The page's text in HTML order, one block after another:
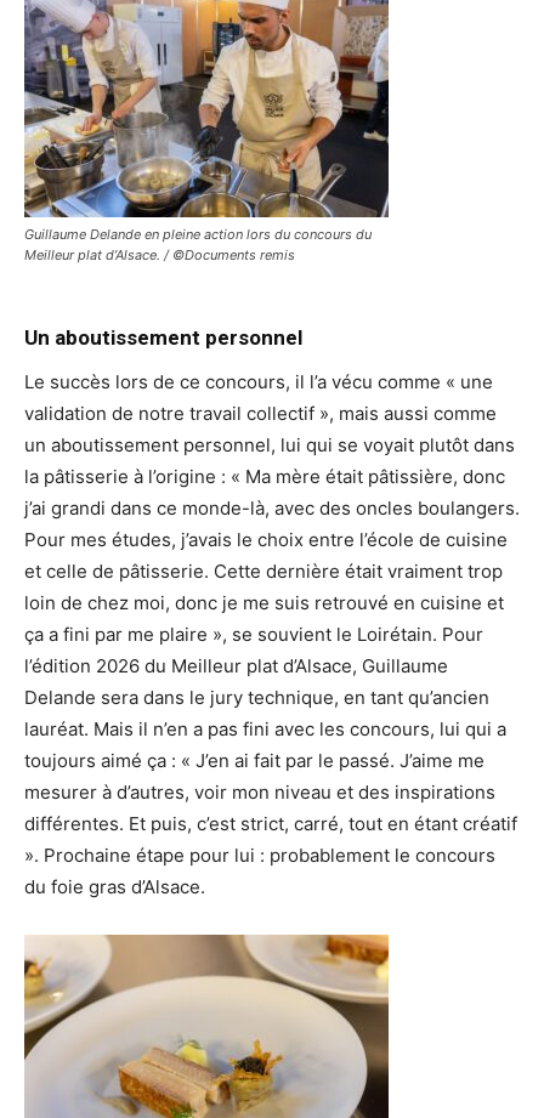
Guillaume Delande en pleine action lors du concours du
Meilleur plat d’Alsace. / ©Documents remis
Un aboutissement personnel
Le succès lors de ce concours, il l’a vécu comme « une
validation de notre travail collectif », mais aussi comme
un aboutissement personnel, lui qui se voyait plutôt dans
la pâtisserie à l’origine : « Ma mère était pâtissière, donc
j’ai grandi dans ce monde-là, avec des oncles boulangers.
Pour mes études, j’avais le choix entre l’école de cuisine
et celle de pâtisserie. Cette dernière était vraiment trop
loin de chez moi, donc je me suis retrouvé en cuisine et
ça a fini par me plaire », se souvient le Loirétain. Pour
l’édition 2026 du Meilleur plat d’Alsace, Guillaume
Delande sera dans le jury technique, en tant qu’ancien
lauréat. Mais il n’en a pas fini avec les concours, lui qui a
toujours aimé ça : « J’en ai fait par le passé. J’aime me
mesurer à d’autres, voir mon niveau et des inspirations
différentes. Et puis, c’est strict, carré, tout en étant créatif
». Prochaine étape pour lui : probablement le concours
du foie gras d’Alsace.